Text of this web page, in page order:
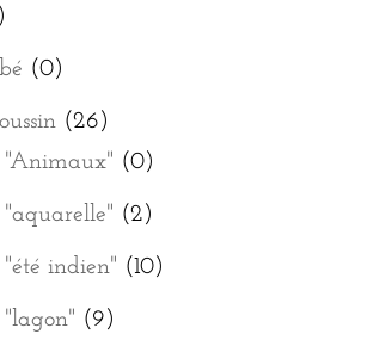
(0)
(26)
"Animaux" (0)
(2)
indien" (10)
(9)